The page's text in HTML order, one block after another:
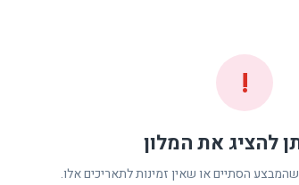
!
להציג את המלון
שהמבצע הסתיים או שאין זמינות לתאריכים אלו.